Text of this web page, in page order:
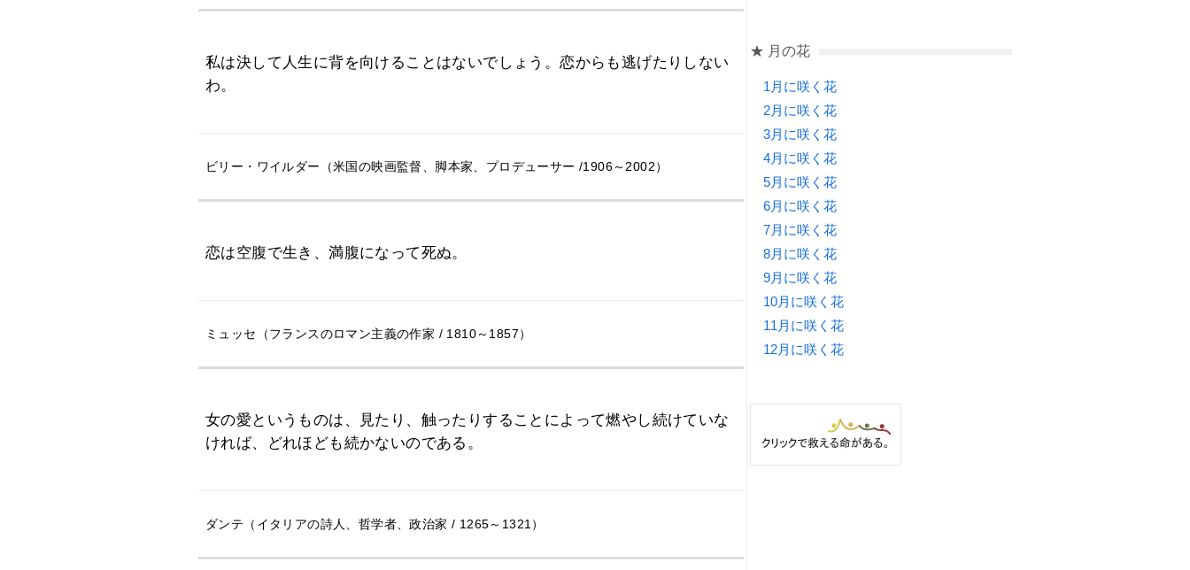
私は決して人生に背を向けることはないでしょう。恋からも逃げたりしない
わ。
ビリー・ワイルダー（米国の映画監督、脚本家、プロデューサー /1906～2002）
恋は空腹で生き、満腹になって死ぬ。
ミュッセ（フランスのロマン主義の作家 / 1810～1857）
女の愛というものは、見たり、触ったりすることによって燃やし続けていな
ければ、どれほども続かないのである。
ダンテ（イタリアの詩人、哲学者、政治家 / 1265～1321）
★ 月の花
1月に咲く花
2月に咲く花
3月に咲く花
4月に咲く花
5月に咲く花
6月に咲く花
7月に咲く花
8月に咲く花
9月に咲く花
10月に咲く花
11月に咲く花
12月に咲く花